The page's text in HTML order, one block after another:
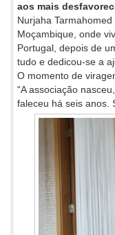
aos mais
Nurjaha
Moçambique, onde
Portugal, depois de
tudo e dedicou-se a
O momento de
“A associação
faleceu há seis anos.